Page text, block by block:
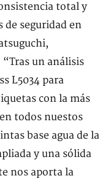
total y
seguridad en
“Tras un análisis
L5034 para
con la más
todos nuestos
base agua de la
y una sólida
nos aporta la